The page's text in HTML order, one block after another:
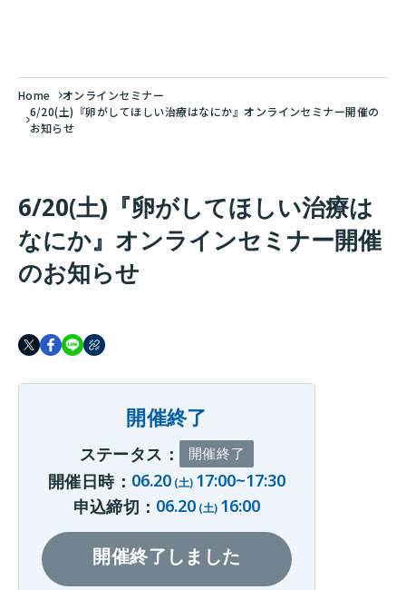
Home
オンラインセミナー
6/20(土)『卵がしてほしい治療はなにか』オンラインセミナー開催の
お知らせ
6/20(土)『卵がしてほしい治療は
なにか』オンラインセミナー開催
のお知らせ
開催終了
ステータス： 開催終了
開催日時： 06.20(土) 17:00~17:30
申込締切： 06.20 (土) 16:00
開催終了しました